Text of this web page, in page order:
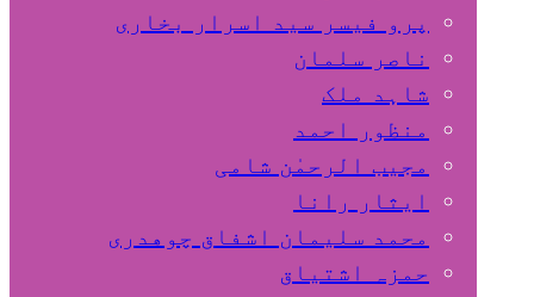
پرو فیسر سید اسرار بخاری
ناصر سلمان
شاہد ملک
منظور احمد
مجیب الرحمٰن شامی
ایثار رانا
محمد سلیمان اشفاق چوهدری
حمزہ اشتیاق